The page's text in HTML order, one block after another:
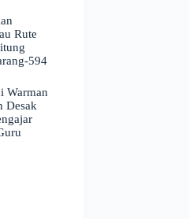
Rute
594
Warman
Desak